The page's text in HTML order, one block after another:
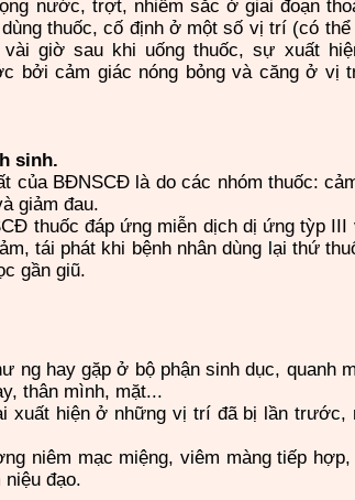
nước, trợt, nhiễm sắc ở giai đoạn
thuốc, cố định ở một số vị trí (có thể
giờ sau khi uống thuốc, sự xuất
bởi cảm giác nóng bỏng và căng ở vị
sinh.
của BĐNSCĐ là do các nhóm thuốc:
giảm đau.
thuốc đáp ứng miễn dịch dị ứng tỳp III
tái phát khi bệnh nhân dùng lại thứ
gần giũ.
ng hay gặp ở bộ phận sinh dục, quanh
thân mình, mặt...
xuất hiện ở những vị trí đã bị lần trước,
niêm mạc miệng, viêm màng tiếp hợp,
đạo.